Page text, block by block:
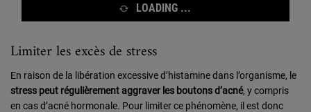
LOADING ...
Limiter les excès de stress
En raison de la libération excessive d’histamine dans l’organisme, le
stress peut régulièrement aggraver les boutons d’acné, y compris
en cas d’acné hormonale. Pour limiter ce phénomène, il est donc